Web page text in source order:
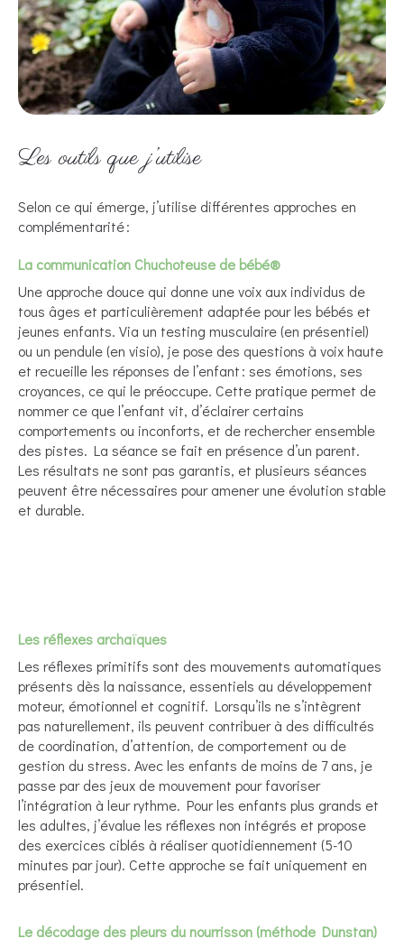
Les outils que j’utilise
Selon ce qui émerge, j’utilise différentes approches en
complémentarité :
La communication Chuchoteuse de bébé®
Une approche douce qui donne une voix aux individus de
tous âges et particulièrement adaptée pour les bébés et
jeunes enfants. Via un testing musculaire (en présentiel)
ou un pendule (en visio), je pose des questions à voix haute
et recueille les réponses de l’enfant : ses émotions, ses
croyances, ce qui le préoccupe. Cette pratique permet de
nommer ce que l’enfant vit, d’éclairer certains
comportements ou inconforts, et de rechercher ensemble
des pistes. La séance se fait en présence d’un parent.
Les résultats ne sont pas garantis, et plusieurs séances
peuvent être nécessaires pour amener une évolution stable
et durable.
Les réflexes archaïques
Les réflexes primitifs sont des mouvements automatiques
présents dès la naissance, essentiels au développement
moteur, émotionnel et cognitif. Lorsqu’ils ne s’intègrent
pas naturellement, ils peuvent contribuer à des difficultés
de coordination, d’attention, de comportement ou de
gestion du stress. Avec les enfants de moins de 7 ans, je
passe par des jeux de mouvement pour favoriser
l’intégration à leur rythme. Pour les enfants plus grands et
les adultes, j’évalue les réflexes non intégrés et propose
des exercices ciblés à réaliser quotidiennement (5-10
minutes par jour). Cette approche se fait uniquement en
présentiel.
Le décodage des pleurs du nourrisson (méthode Dunstan)